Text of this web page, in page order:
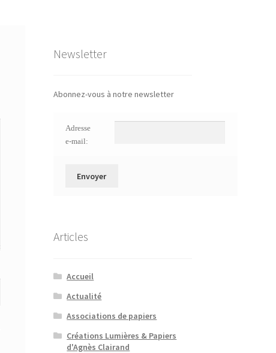
Newsletter
Abonnez-vous à notre newsletter
Adresse
e-mail:
Articles
Accueil
Actualité
Associations de papiers
Créations Lumières & Papiers
d'Agnès Clairand